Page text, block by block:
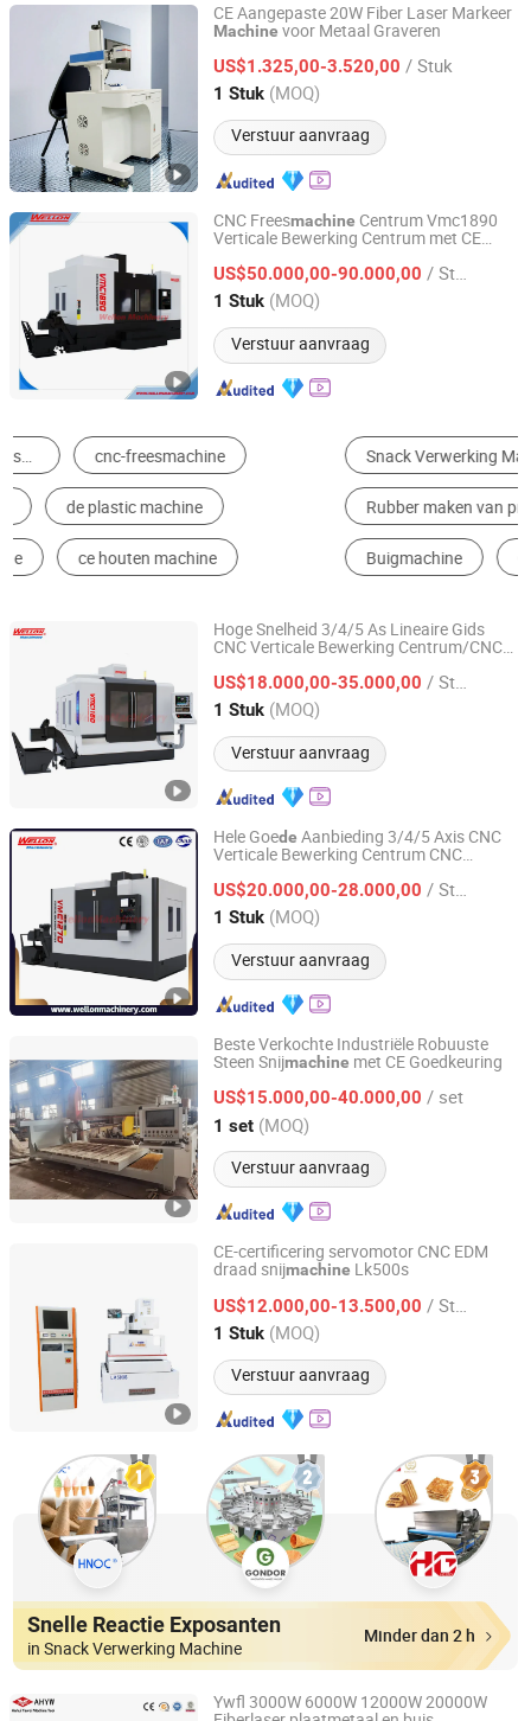
CE Aangepaste 20W Fiber Laser Markeer
Machine voor Metaal Graveren
US$1.325,00-3.520,00 / Stuk
1 Stuk (MOQ)
Verstuur aanvraag
SUZHOU CHIRUI ELECTROMECHANICAL TECHNOLOGY
CO., LTD.
Jiangsu, China Sinds 2024
CNC Freesmachine Centrum Vmc1890
Verticale Bewerking Centrum met CE
US$50.000,00-90.000,00 / Stuk
1 Stuk (MOQ)
Verstuur aanvraag
Tengzhou Wellon Machinery Co., Ltd.
Shandong, China Sinds 2013
Snack Verwerking Machine Laserleikkaus Kone
Rubber maken van producten Machines Multifunctionele Verpakkingsmachine
Buigmachine CNC-Bewerkingsmachine
Hoge Snelheid 3/4/5 As Lineaire Gids
CNC Verticale Bewerking Centrum/CNC
CE Vmc650 Vmc850 Vmc855 Vmc1160
Vmc1270 Vmc1370
US$18.000,00-35.000,00 / Stuk
1 Stuk (MOQ)
Verstuur aanvraag
Tengzhou Wellon Machinery Co., Ltd.
Shandong, China Sinds 2013
Hele Goede Aanbieding 3/4/5 Axis CNC
Verticale Bewerking Centrum CNC
CE Vmc1160 Vmc1270 Vmc1370
Vmc1580
US$20.000,00-28.000,00 / Stuk
1 Stuk (MOQ)
Verstuur aanvraag
Tengzhou Wellon Machinery Co., Ltd.
Shandong, China Sinds 2013
Beste Verkochte Industriële Robuuste
Steen Snijmachine met CE Goedkeuring
US$15.000,00-40.000,00 / set
1 set (MOQ)
Verstuur aanvraag
Quanzhou Zhongju Equipment Co., Ltd.
Fujian, China Sinds 2026
CE-certificering servomotor CNC EDM
draad snijmachine Lk500s
US$12.000,00-13.500,00 / Stuk
1 Stuk (MOQ)
Verstuur aanvraag
Suzhou Longkai Electromechanical Technology Co., Ltd.
Jiangsu, China Sinds 2020
Snelle Reactie Exposanten
in Snack Verwerking Machine
Minder dan 2 h
Ywfl 3000W 6000W 12000W 20000W